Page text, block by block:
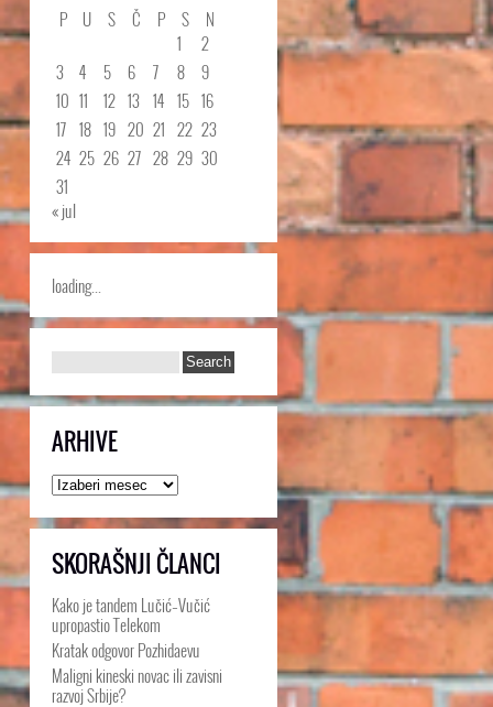
P U S Č P S
N
1
2
3
4 5 6 7 8
9
10 11 12 13 14 15 16
17 18 19 20 21 22 23
24 25 26 27 28 29 30
31
« jul
loading...
ARHIVE
Arhive
SKORAŠNJI ČLANCI
Kako je tandem Lučić–Vučić
upropastio Telekom
Kratak odgovor Pozhidaevu
Maligni kineski novac ili zavisni
razvoj Srbije?